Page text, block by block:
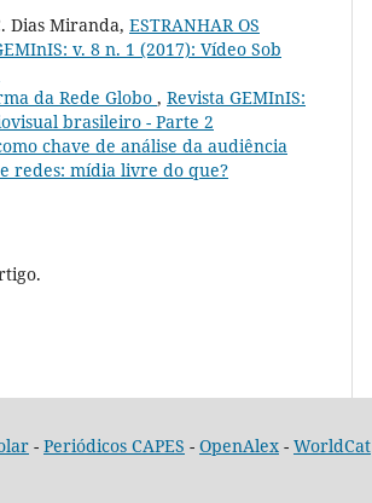
Dias Miranda, ESTRANHAR OS
v. 8 n. 1 (2017): Vídeo Sob
da Rede Globo , Revista GEMInIS:
brasileiro - Parte 2
chave de análise da audiência
redes: mídia livre do que?
- Periódicos CAPES - OpenAlex - WorldCat